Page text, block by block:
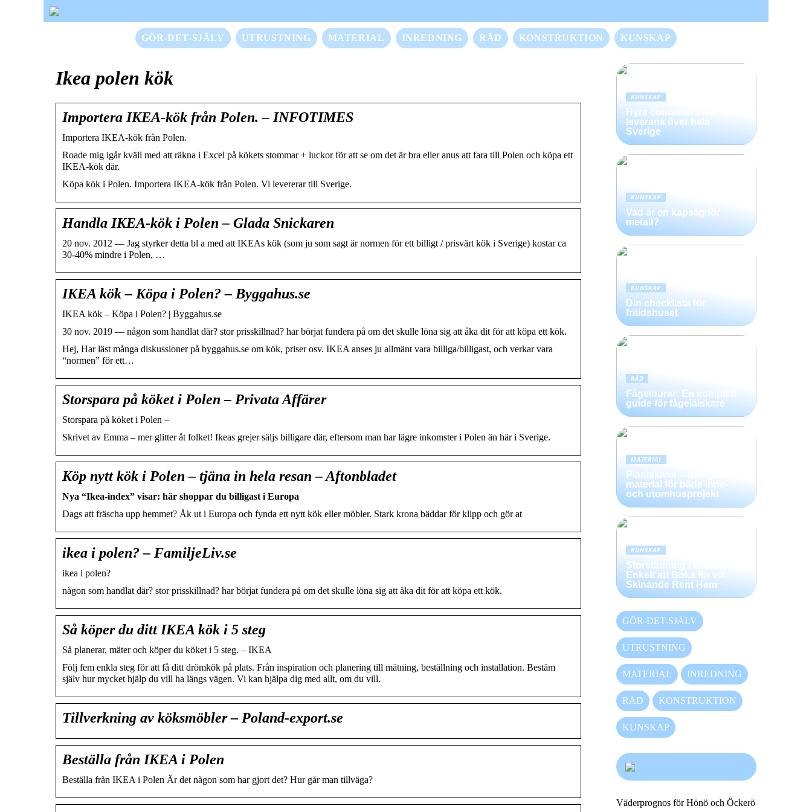
GÖR-DET-SJÄLV UTRUSTNING MATERIAL INREDNING RÅD KONSTRUKTION KUNSKAP
Ikea polen kök
Importera IKEA-kök från Polen. – INFOTIMES
Importera IKEA-kök från Polen.
Roade mig igår kväll med att räkna i Excel på kökets stommar + luckor för att se om det är bra eller anus att fara till Polen och köpa ett
IKEA-kök där.
Köpa kök i Polen. Importera IKEA-kök från Polen. Vi levererar till Sverige.
Handla IKEA-kök i Polen – Glada Snickaren
20 nov. 2012 — Jag styrker detta bl a med att IKEAs kök (som ju som sagt är normen för ett billigt / prisvärt kök i Sverige) kostar ca
30-40% mindre i Polen, …
IKEA kök – Köpa i Polen? – Byggahus.se
IKEA kök – Köpa i Polen? | Byggahus.se
30 nov. 2019 — någon som handlat där? stor prisskillnad? har börjat fundera på om det skulle löna sig att åka dit för att köpa ett kök.
Hej, Har läst många diskussioner på byggahus.se om kök, priser osv. IKEA anses ju allmänt vara billiga/billigast, och verkar vara
“normen” för ett…
Storspara på köket i Polen – Privata Affärer
Storspara på köket i Polen –
Skrivet av Emma – mer glitter åt folket! Ikeas grejer säljs billigare där, eftersom man har lägre inkomster i Polen än här i Sverige.
Köp nytt kök i Polen – tjäna in hela resan – Aftonbladet
Nya “Ikea-index” visar: här shoppar du billigast i Europa
Dags att fräscha upp hemmet? Åk ut i Europa och fynda ett nytt kök eller möbler. Stark krona bäddar för klipp och gör at
ikea i polen? – FamiljeLiv.se
ikea i polen?
någon som handlat där? stor prisskillnad? har börjat fundera på om det skulle löna sig att åka dit för att köpa ett kök.
Så köper du ditt IKEA kök i 5 steg
Så planerar, mäter och köper du köket i 5 steg. – IKEA
Följ fem enkla steg för att få ditt drömkök på plats. Från inspiration och planering till mätning, beställning och installation. Bestäm
själv hur mycket hjälp du vill ha längs vägen. Vi kan hjälpa dig med allt, om du vill.
Tillverkning av köksmöbler – Poland-export.se
Beställa från IKEA i Polen
Beställa från IKEA i Polen Är det någon som har gjort det? Hur går man tillväga?
KUNSKAP
Hyra container med
leverans över hela
Sverige
KUNSKAP
Vad är en kapsåg för
metall?
KUNSKAP
Din checklista för
fritidshuset
RÅD
Fågelburar: En komplett
guide för fågelälskare
MATERIAL
Plastskivor – mångsidigt
material för både inne-
och utomhusprojekt
KUNSKAP
Storstädning i Bromma –
Enkelt att Boka för ett
Skinande Rent Hem
GÖR-DET-SJÄLV
UTRUSTNING
MATERIAL INREDNING
RÅD KONSTRUKTION
KUNSKAP
Väderprognos för Hönö och Öckerö